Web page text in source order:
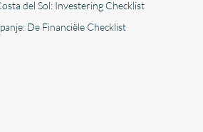
del Sol: Investering Checklist
De Financiële Checklist